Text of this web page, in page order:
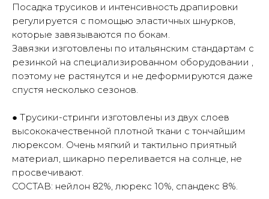
Посадка трусиков и интенсивность драпировки
регулируется с помощью эластичных шнурков,
которые завязываются по бокам.
Завязки изготовлены по итальянским стандартам с
резинкой на специализированном оборудовании ,
поэтому не растянутся и не деформируются даже
спустя несколько сезонов.
● Трусики-стринги изготовлены из двух слоев
высококачественной плотной ткани с тончайшим
люрексом. Очень мягкий и тактильно приятный
материал, шикарно переливается на солнце, не
просвечивают.
СОСТАВ: нейлон 82%, люрекс 10%, спандекс 8%.
Оплата частями